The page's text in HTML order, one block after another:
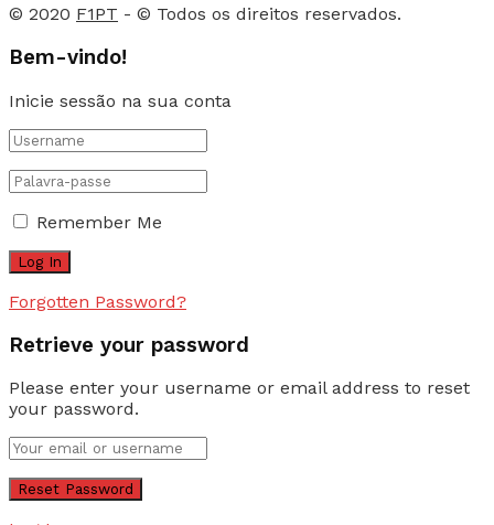
© 2020 F1PT - © Todos os direitos reservados.
Bem-vindo!
Inicie sessão na sua conta
Remember Me
Forgotten Password?
Retrieve your password
Please enter your username or email address to reset
your password.